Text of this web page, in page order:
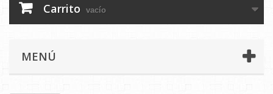
Carrito vacío
MENÚ